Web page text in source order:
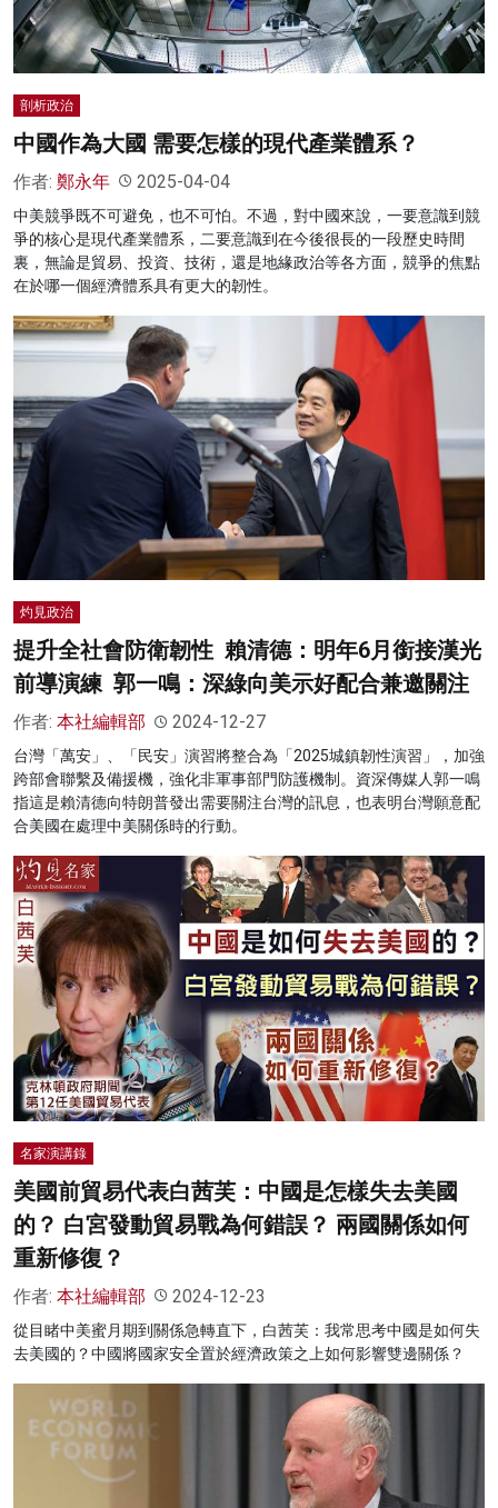
剖析政治
中國作為大國 需要怎樣的現代產業體系？
作者: 鄭永年 2025-04-04
中美競爭既不可避免，也不可怕。不過，對中國來說，一要意識到競
爭的核心是現代產業體系，二要意識到在今後很長的一段歷史時間
裏，無論是貿易、投資、技術，還是地緣政治等各方面，競爭的焦點
在於哪一個經濟體系具有更大的韌性。
灼見政治
提升全社會防衛韌性 賴清德：明年6月銜接漢光
前導演練 郭一鳴：深綠向美示好配合兼邀關注
作者: 本社編輯部 2024-12-27
台灣「萬安」、「民安」演習將整合為「2025城鎮韌性演習」，加強
跨部會聯繫及備援機，強化非軍事部門防護機制。資深傳媒人郭一鳴
指這是賴清德向特朗普發出需要關注台灣的訊息，也表明台灣願意配
合美國在處理中美關係時的行動。
名家演講錄
美國前貿易代表白茜芙：中國是怎樣失去美國
的？ 白宮發動貿易戰為何錯誤？ 兩國關係如何
重新修復？
作者: 本社編輯部 2024-12-23
從目睹中美蜜月期到關係急轉直下，白茜芙：我常思考中國是如何失
去美國的？中國將國家安全置於經濟政策之上如何影響雙邊關係？